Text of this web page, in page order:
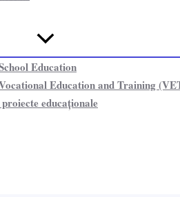
Education
Education and Training
educaționale​